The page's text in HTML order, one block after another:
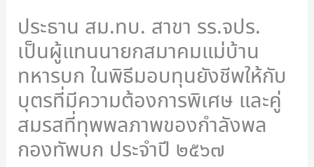
ประธาน สม.ทบ. สาขา รร.จปร.
เป็นผู้แทนนายกสมาคมแม่บ้าน
ทหารบก ในพิธีมอบทุนยังชีพให้กับ
บุตรที่มีความต้องการพิเศษ และคู่
สมรสที่ทุพพลภาพของกำลังพล
กองทัพบก ประจำปี ๒๕๖๗